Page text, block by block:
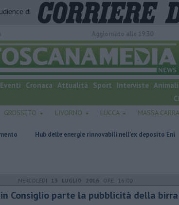
di
Eventi Cronaca Attualità Sport Interviste Animali
GROSSETO LIVORNO LUCCA MASSA
delle energie rinnovabili nell'ex deposito Eni
MERCOLEDÌ 13 LUGLIO 2016 ORE 16:00
in Consiglio parte la pubblicità della birra